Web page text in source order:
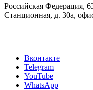
Российская Федерация,
Станционная, д. 30а,
Вконтакте
Telegram
YouTube
WhatsApp